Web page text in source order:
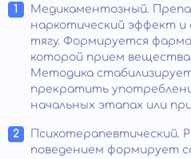
Медикаментозный.
наркотический эффект
тягу. Формируется
которой прием
Методика
прекратить
начальных этапах или
Психотерапевтический.
поведением формирует